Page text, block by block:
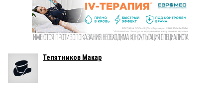
Телятников Макар